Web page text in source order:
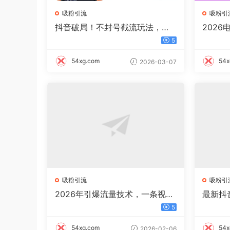
吸粉引流
抖音破局！不封号截流玩法，创
5
54xg.com 2026-03-07
吸粉引
2026
吸粉引流
2026年引爆流量技术，一条视频
播放100W＋，无脑发，小白轻松
5
54xg.com
吸粉引
最新抖